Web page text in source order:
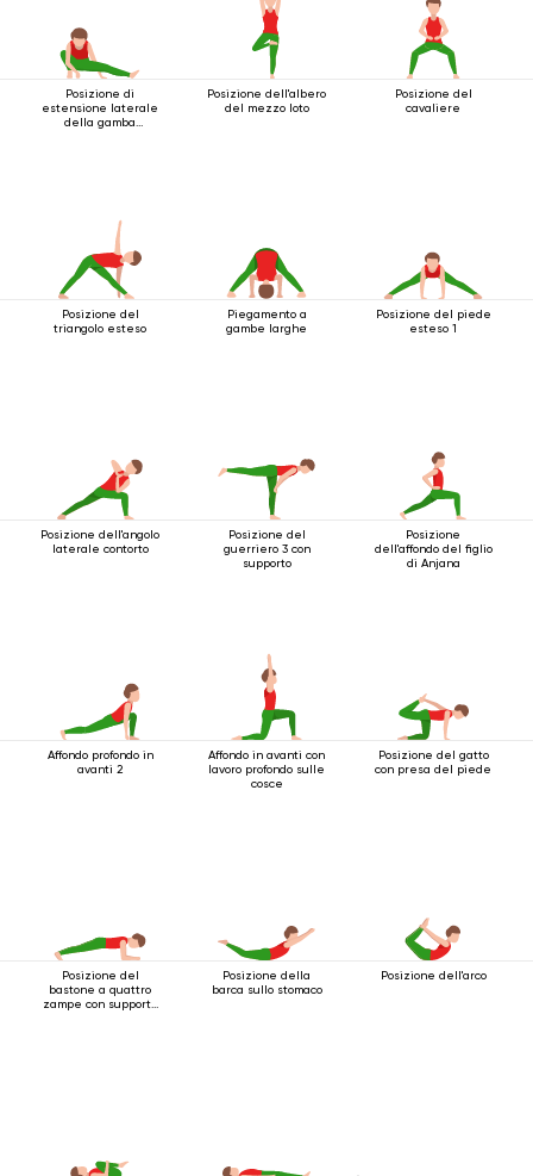
Posizione di
estensione laterale
della gamba
Posizione dell'albero
del mezzo loto
Posizione del
cavaliere
Posizione del
triangolo esteso
Piegamento a
gambe larghe
Posizione del piede
esteso 1
Posizione dell'angolo
laterale contorto
Posizione del
guerriero 3 con
supporto
Posizione
dell'affondo del figlio
di Anjana
Affondo profondo in
avanti 2
Affondo in avanti con
lavoro profondo sulle
cosce
Posizione del gatto
con presa del piede
Posizione del
bastone a quattro
zampe con supporto
Posizione della
barca sullo stomaco
Posizione dell'arco